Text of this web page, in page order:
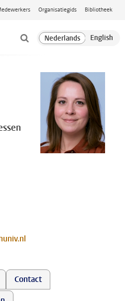
Organisatiegids Bibliotheek
Contact